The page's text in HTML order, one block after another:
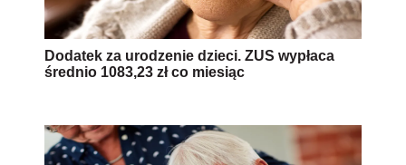
Dodatek za urodzenie dzieci. ZUS wypłaca
średnio 1083,23 zł co miesiąc